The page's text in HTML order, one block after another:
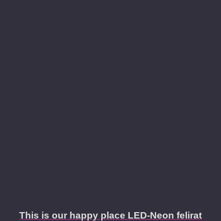
This is our happy place LED-Neon felirat